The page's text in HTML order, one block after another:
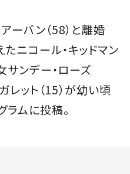
ーバン（58）と離婚
ニコール・キッドマン
サンデー・ローズ
レット（15）が幼い頃
ムに投稿。